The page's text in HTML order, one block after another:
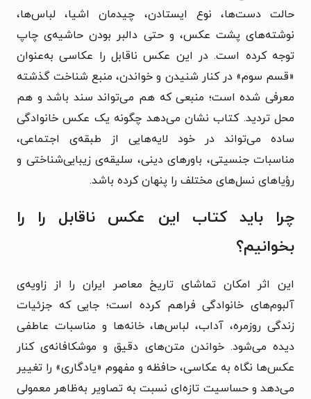
حالت دست‌ها، نوع ایستادن، چیدمان اشیا، لباس‌ها،
نوشته‌های پشت عکس، و حتی دالبر بودن حاشیه‌ی چاپ
توجه کرده است. در این عکس ناقابل را عکاسی به‌عنوان
«قسم سوم» در کنار شنیدن و خواندن، منبع شناخت گذشته
معرفی شده است؛ منبعی که هم می‌تواند سند باشد و هم
محل تردید. کتاب نشان می‌دهد چگونه یک عکس خانوادگی
ساده می‌تواند در خود لایه‌هایی از طبقه‌ی اجتماعی،
مناسبات جنسیتی، باورهای دینی، سلیقه‌ی زیبایی‌شناختی و
رؤیاهای نسل‌های مختلف را پنهان کرده باشد.
چرا باید کتاب این عکس ناقابل را را
بخوانیم؟
این اثر امکان تماشای تاریخ معاصر ایران را از زاویه‌ی
آلبوم‌های خانوادگی فراهم کرده است؛ جایی که جزئیات
زندگی روزمره، آداب، لباس‌ها، خانه‌ها و مناسبات عاطفی
دیده می‌شود. خواندن متن‌های دقیق و موشکافانه‌ی کنار
عکس‌ها نگاه به عکاسی، حافظه و مفهوم «یادگاری» را تغییر
می‌دهد و حساسیت تازه‌ای نسبت به تصاویر به‌ظاهر معمولی